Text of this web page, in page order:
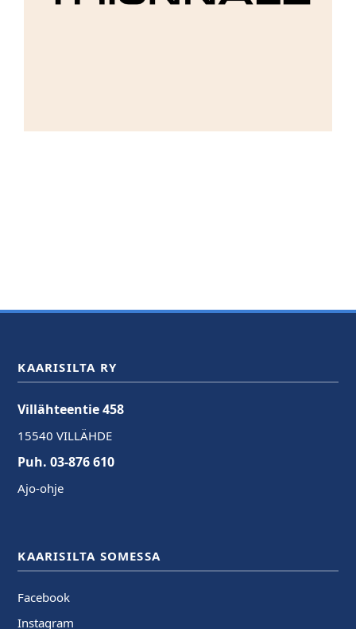
KAARISILTA RY
Villähteentie 458
15540 VILLÄHDE
Puh. 03-876 610
Ajo-ohje
KAARISILTA SOMESSA
Facebook
Instagram